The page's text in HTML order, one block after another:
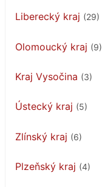
Liberecký kraj (29)
Olomoucký kraj (9)
Kraj Vysočina (3)
Ústecký kraj (5)
Zlínský kraj (6)
Plzeňský kraj (4)